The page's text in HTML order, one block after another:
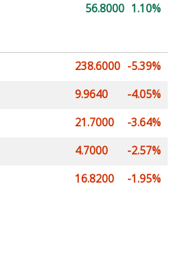
56.8000 1.10%
238.6000 -5.39%
9.9640
-4.05%
21.7000
-3.64%
4.7000
-2.57%
16.8200 -1.95%